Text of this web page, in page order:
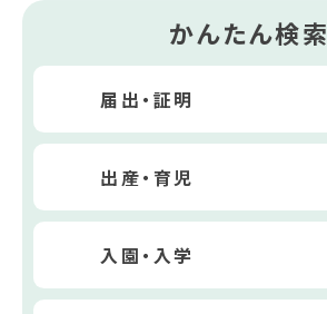
かんたん検索
届出・証明
出産・育児
入園・入学